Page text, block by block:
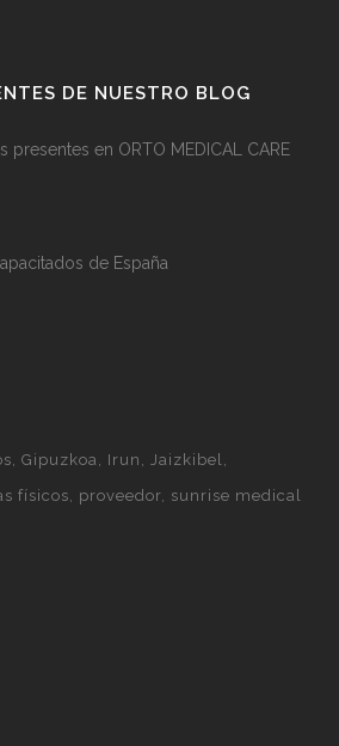
DE NUESTRO BLOG
presentes en ORTO MEDICAL CARE
de España
Gipuzkoa Irun
Jaizkibel
físicos proveedor sunrise medical